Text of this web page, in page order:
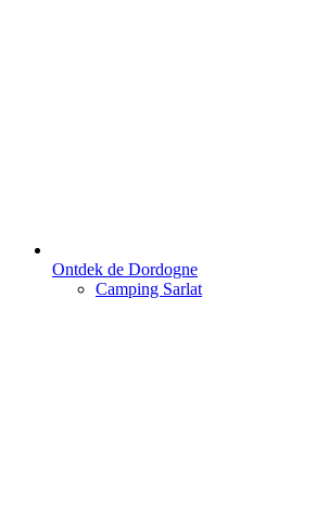
Ontdek de Dordogne
Camping Sarlat